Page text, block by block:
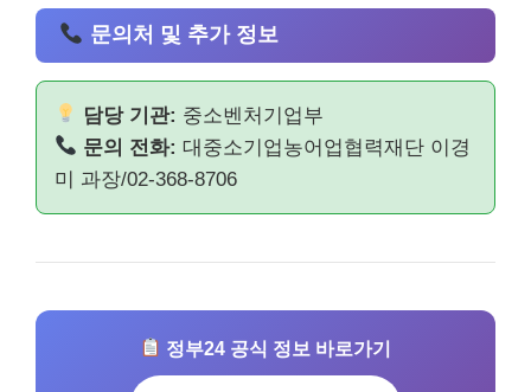
문의처 및 추가 정보
담당 기관: 중소벤처기업부
문의 전화: 대중소기업농어업협력재단 이경
미 과장/02-368-8706
정부24 공식 정보 바로가기